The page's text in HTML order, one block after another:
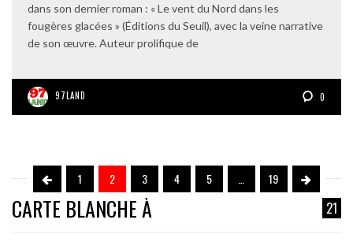
dans son dernier roman : « Le vent du Nord dans les
fougères glacées » (Éditions du Seuil), avec la veine narrative
de son œuvre. Auteur prolifique de
97LAND 0
1 2 3 4 5 19
CARTE BLANCHE À 21